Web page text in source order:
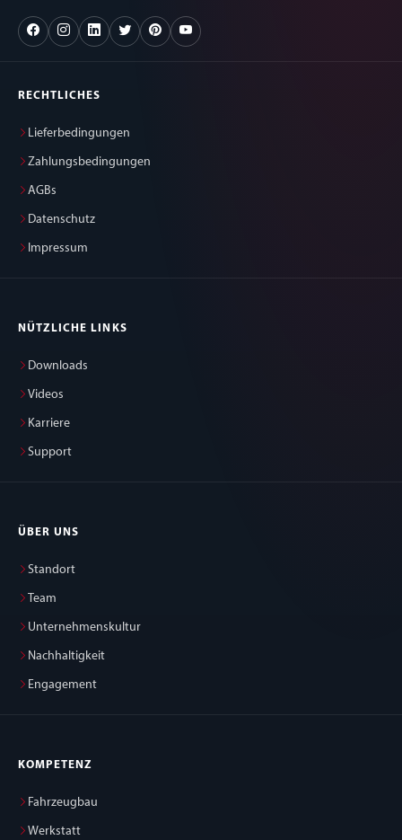
RECHTLICHES
Lieferbedingungen
Zahlungsbedingungen
AGBs
Datenschutz
Impressum
NÜTZLICHE LINKS
Downloads
Videos
Karriere
Support
ÜBER UNS
Standort
Team
Unternehmenskultur
Nachhaltigkeit
Engagement
KOMPETENZ
Fahrzeugbau
Werkstatt